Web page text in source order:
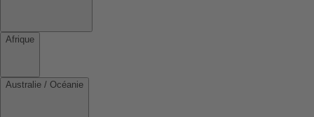
Afrique
Australie / Océanie